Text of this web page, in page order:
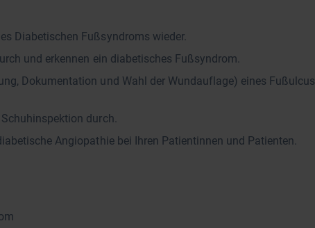
Diabetischen Fußsyndroms wieder.
und erkennen ein diabetisches Fußsyndrom.
Dokumentation und Wahl der Wundauflage) eines Fußulcus
durch.
Angiopathie bei Ihren Patientinnen und Patienten.